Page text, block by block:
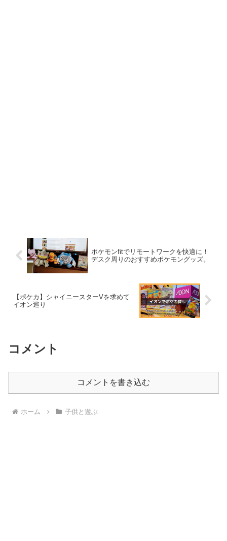
ポケモンfitでリモートワークを快適に！
デスク周りのおすすめポケモングッズ。
【ポケカ】シャイニースターVを求めて
イオン巡り
コメント
コメントを書き込む
ホーム 子供と遊ぶ